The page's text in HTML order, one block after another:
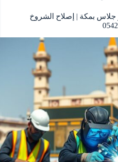
جلاس بمكة | إصلاح الشروخ